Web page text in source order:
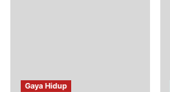
Gaya Hidup